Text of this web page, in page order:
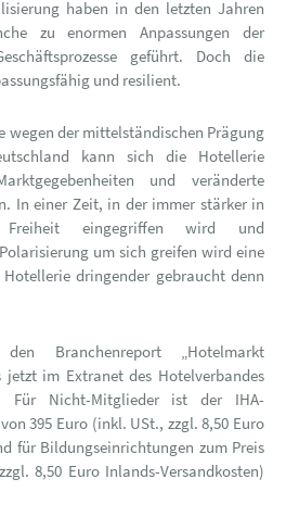
haben in den letzten Jahren
zu enormen Anpassungen der
geführt. Doch die
und resilient.
wegen der mittelständischen Prägung
kann sich die Hotellerie
und veränderte
In einer Zeit, in der immer stärker in
Freiheit eingegriffen wird und
um sich greifen wird eine
dringender gebraucht denn
Branchenreport „Hotelmarkt
jetzt im Extranet des Hotelverbandes
Für Nicht-Mitglieder ist der IHA-
395 Euro (inkl. USt., zzgl. 8,50 Euro
für Bildungseinrichtungen zum Preis
8,50 Euro Inlands-Versandkosten)